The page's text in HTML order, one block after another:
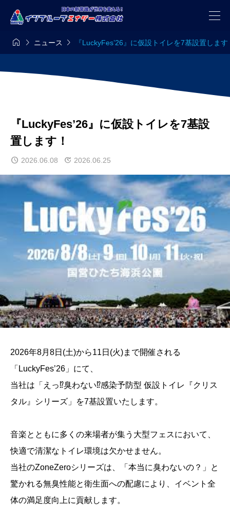
  ニュース  『LuckyFes’26』に仮設トイレを7基設置します
『LuckyFes’26』に仮設トイレを7基設
置します！
2026.06.08 2026.06.25
2026年8月8日(土)から11日(火)まで開催される
「LuckyFes’26」にて、
当社は「えっ⁉臭わない⁉感染予防型 仮設トイレ『クリス
タル』シリーズ」を7基設置いたします。
音楽とともに多くの来場者が集う大型フェスにおいて、
快適で清潔なトイレ環境は欠かせません。
当社のZoneZeroシリーズは、「本当に臭わないの？」と
驚かれる無臭性能と衛生面への配慮により、イベント全
体の満足度向上に貢献します。